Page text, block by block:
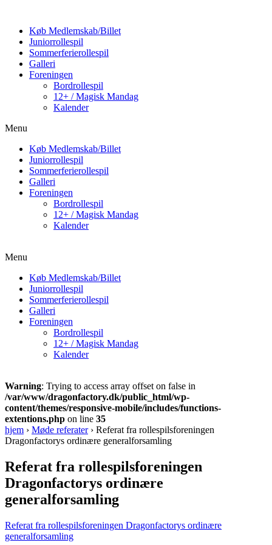
Køb Medlemskab/Billet
Juniorrollespil
Sommerferierollespil
Galleri
Foreningen
Bordrollespil
12+ / Magisk Mandag
Kalender
Menu
Køb Medlemskab/Billet
Juniorrollespil
Sommerferierollespil
Galleri
Foreningen
Bordrollespil
12+ / Magisk Mandag
Kalender
Menu
Køb Medlemskab/Billet
Juniorrollespil
Sommerferierollespil
Galleri
Foreningen
Bordrollespil
12+ / Magisk Mandag
Kalender
Warning: Trying to access array offset on false in
/var/www/dragonfactory.dk/public_html/wp-
content/themes/responsive-mobile/includes/functions-
extentions.php on line 35
hjem › Møde referater › Referat fra rollespilsforeningen
Dragonfactorys ordinære generalforsamling
Referat fra rollespilsforeningen
Dragonfactorys ordinære
generalforsamling
Referat fra rollespilsforeningen Dragonfactorys ordinære
generalforsamling